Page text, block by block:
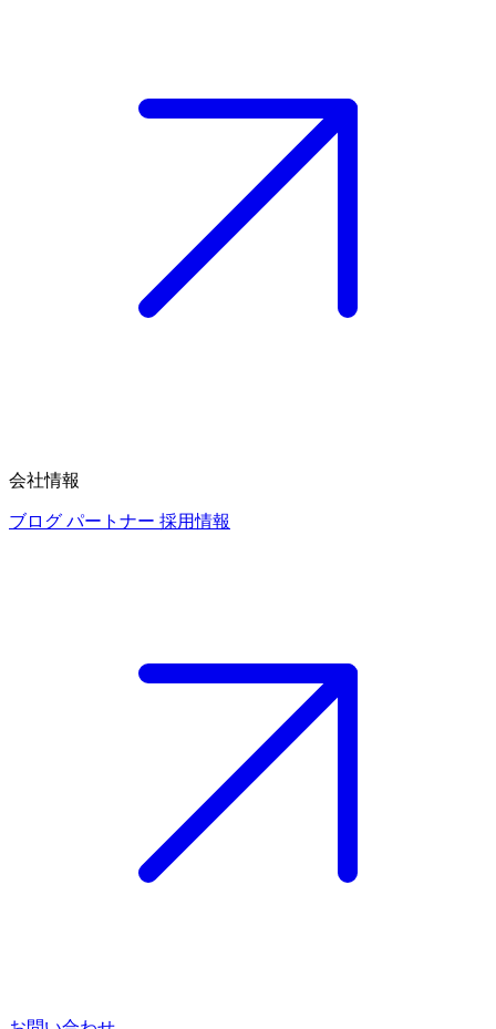
会社情報
ブログ パートナー 採用情報